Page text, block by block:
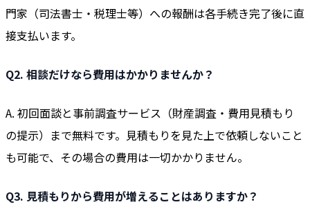
門家（司法書士・税理士等）への報酬は各手続き完了後に直
接支払います。
Q2. 相談だけなら費用はかかりませんか？
A. 初回面談と事前調査サービス（財産調査・費用見積もり
の提示）まで無料です。見積もりを見た上で依頼しないこと
も可能で、その場合の費用は一切かかりません。
Q3. 見積もりから費用が増えることはありますか？